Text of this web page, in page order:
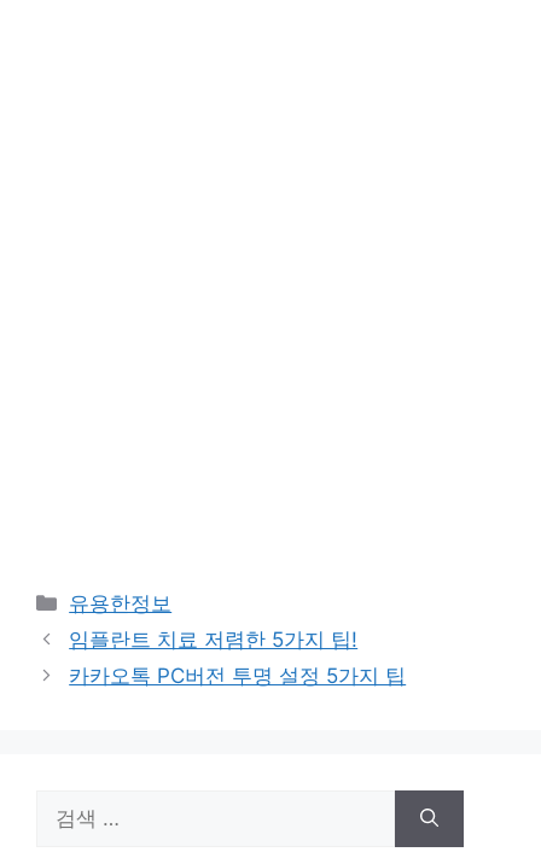
카
테
고
리
유용한정보
임플란트 치료 저렴한 5가지 팁!
카카오톡 PC버전 투명 설정 5가지 팁
색: